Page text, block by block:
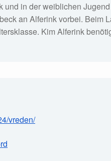
in der weiblichen
an Alferink vorbei. Beim
Kim Alferink
vreden/